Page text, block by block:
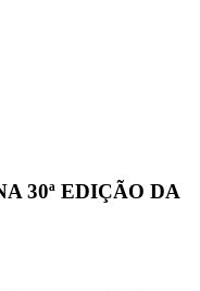
30ª EDIÇÃO DA